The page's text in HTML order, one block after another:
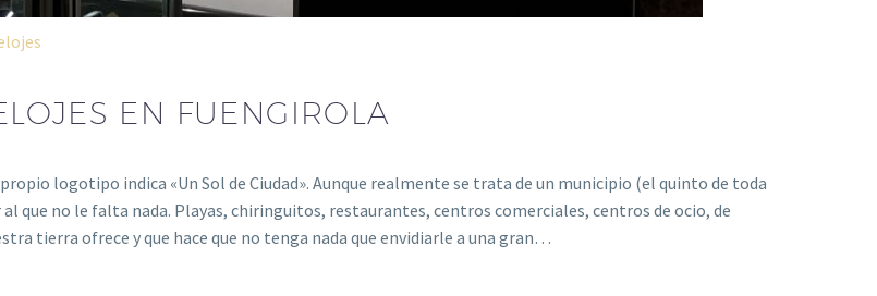
EN FUENGIROLA
logotipo indica «Un Sol de Ciudad». Aunque realmente se trata de un municipio (el quinto de toda
que no le falta nada. Playas, chiringuitos, restaurantes, centros comerciales, centros de ocio, de
tierra ofrece y que hace que no tenga nada que envidiarle a una gran…